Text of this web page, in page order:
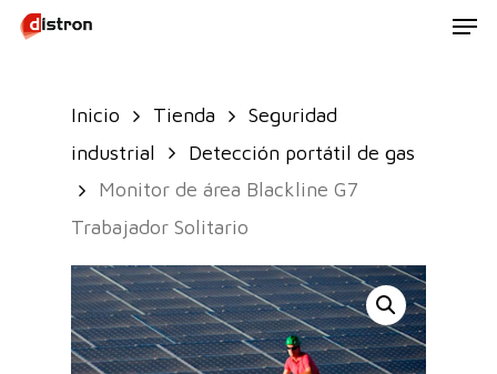
Skip
Inicio Tienda
Seguridad
industrial
Detección portátil de gas
Monitor de área Blackline G7
Trabajador Solitario